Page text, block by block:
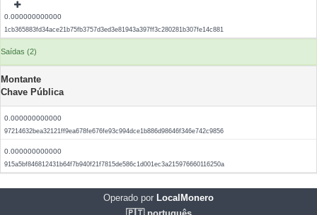
0.000000000000
1cb365883fd34ace21b75fb3757d3ed3e81943a397ff3c280281b307fe14c881
Saídas (2)
Montante
Chave Pública
0.000000000000
97214632bea32121ff9ea678fe676fe93c994dce1b886d98646f346e742c9856
0.000000000000
915a5bf846812431b64f7b940f21f7815de586c1d001ec3a215976660116250a
Operado por LocalMonero